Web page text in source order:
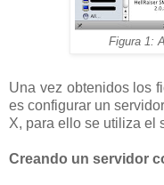
Figura 1:
Una vez obtenidos los
es configurar un
X, para ello se utiliza el
Creando un servidor